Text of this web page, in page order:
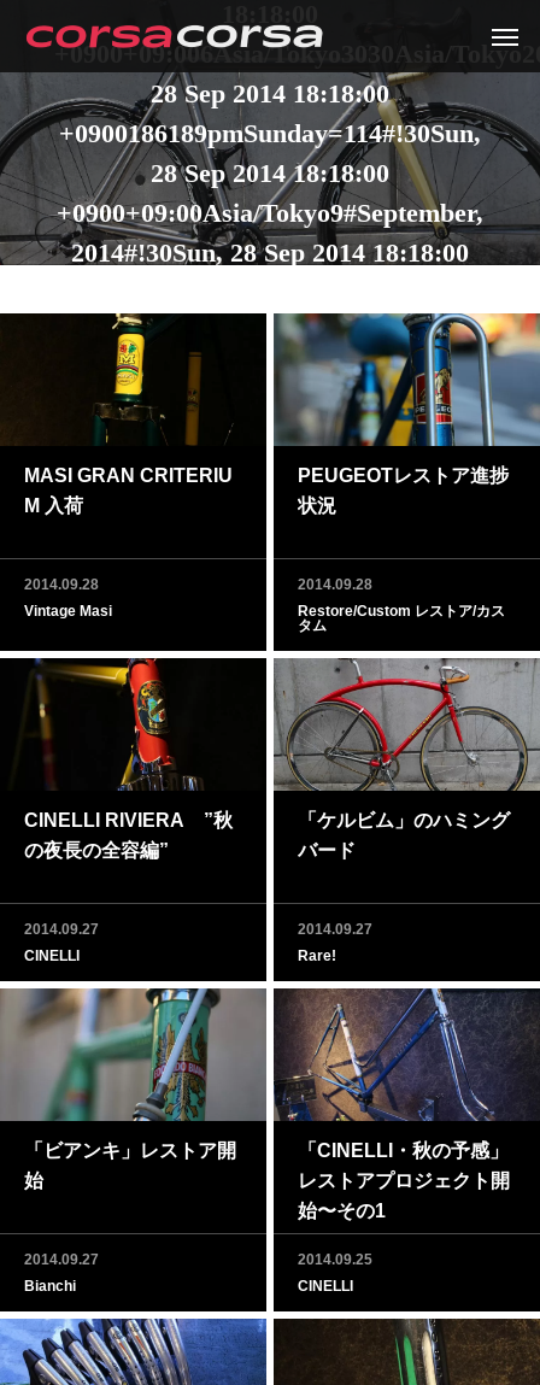
+0900+09:006Asia/Tokyo3030Asia/
28 Sep 2014 18:18:00
+0900186189pmSunday=114#!30Sun,
28 Sep 2014 18:18:00
+0900+09:00Asia/Tokyo9#September,
2014#!30Sun, 28 Sep 2014 18:18:00
2014 18:18:00 +0900+09:00-
6Asia/Tokyo3030Asia/
28 Sep 2014 18:18:00
+0900+09:00Asia/Tokyo9#
MASI GRAN CRITERIU
M 入荷
2014.09.28
Vintage Masi
PEUGEOTレストア進捗
状況
2014.09.28
Restore/Custom レストア/カス
タム
CINELLI RIVIERA ”秋
の夜長の全容編”
2014.09.27
CINELLI
「ケルビム」のハミング
バード
2014.09.27
Rare!
「ビアンキ」レストア開
始
2014.09.27
Bianchi
「CINELLI・秋の予感」
レストアプロジェクト開
始〜その1
2014.09.25
CINELLI